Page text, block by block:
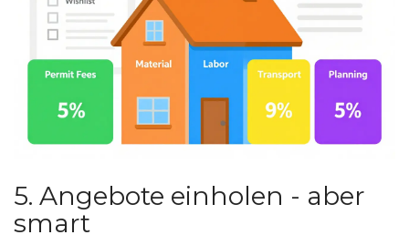
5. Angebote einholen - aber
smart